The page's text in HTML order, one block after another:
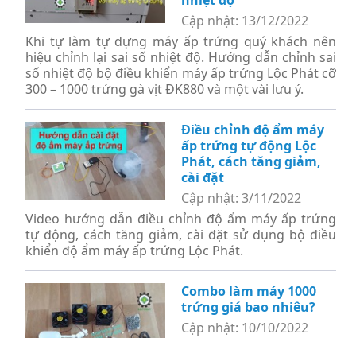
Cập nhật: 13/12/2022
Khi tự làm tự dựng máy ấp trứng quý khách nên
hiệu chỉnh lại sai số nhiệt độ. Hướng dẫn chỉnh sai
số nhiệt độ bộ điều khiển máy ấp trứng Lộc Phát cỡ
300 – 1000 trứng gà vịt ĐK880 và một vài lưu ý.
Điều chỉnh độ ẩm máy
ấp trứng tự động Lộc
Phát, cách tăng giảm,
cài đặt
Cập nhật: 3/11/2022
Video hướng dẫn điều chỉnh độ ẩm máy ấp trứng
tự động, cách tăng giảm, cài đặt sử dụng bộ điều
khiển độ ẩm máy ấp trứng Lộc Phát.
Combo làm máy 1000
trứng giá bao nhiêu?
Cập nhật: 10/10/2022